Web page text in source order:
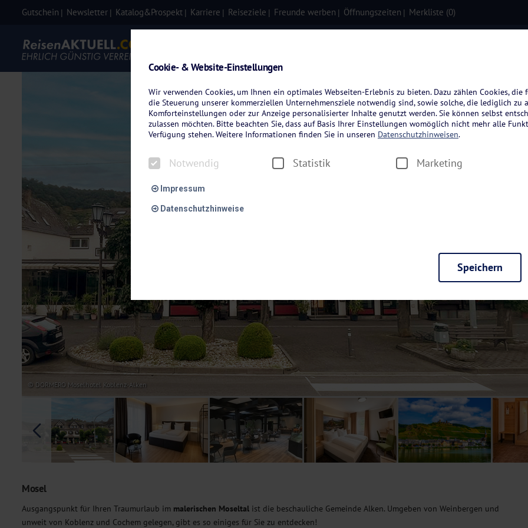
Gutschein Newsletter Katalog&Prospekt Karriere Reiseziele Freunde werben Öffnungszeiten Merkliste (0)
© DORMERO Moselhotel Koblenz-Alken
Mosel
Ausgangspunkt für Ihren Traumurlaub im malerischen Moseltal ist die beschauliche Gemeinde Alken. Umgeben von Weinbergen und
unweit von Koblenz und Cochem gelegen, gibt es so einiges für Sie zu entdecken!
Cookie- & Website-Einstellungen
Wir verwenden Cookies, um Ihnen ein optimales Webseiten-Erlebnis zu bieten. Dazu zählen Cookies,
die Steuerung unserer kommerziellen Unternehmensziele notwendig sind, sowie solche, die lediglich zu
Komforteinstellungen oder zur Anzeige personalisierter Inhalte genutzt werden. Sie können selbst
zulassen möchten. Bitte beachten Sie, dass auf Basis Ihrer Einstellungen womöglich nicht mehr alle
Verfügung stehen. Weitere Informationen finden Sie in unseren Datenschutzhinweisen.
Notwendig Statistik Marketing
Impressum
Datenschutzhinweise
Diese Cookies sind für den Betrieb der Seite unbedingt notwendig und ermöglichen beispielsweise
möchten, um Ihnen unsere Dienste bei einem erneuten Besuch unserer Seite schneller zur Verfügung zu
Statistik
Um unser Angebot und unsere Webseite weiter zu verbessern, erfassen wir anonymisierte Daten für
dieser Cookies können wir beispielsweise die Besucherzahlen und den Effekt bestimmter Seiten unseres
unsere Inhalte optimieren. Wir nutzen hierfür Dienste von Google und Facebook. Durch diese Dienste
Übermittlung, der auf unsere Website erfassten Daten, kommen. Weitere Hinweise zu der Verarbeitung
Datenschutzhinweisen. Sie können Ihre Einwilligung jederzeit in den Cookie-Einstellungenwiderrufen.
Diese Cookies werden genutzt, um Ihnen personalisierte Inhalte, passend zu Ihren Interessen anzuzeigen.
Speichern